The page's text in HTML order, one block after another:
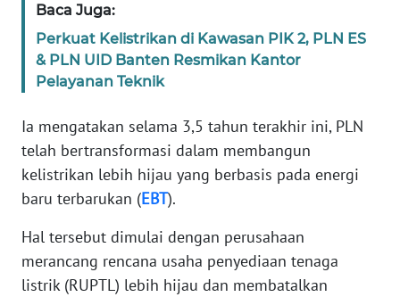
Baca Juga:
Perkuat Kelistrikan di Kawasan PIK 2, PLN ES
& PLN UID Banten Resmikan Kantor
Pelayanan Teknik
Ia mengatakan selama 3,5 tahun terakhir ini, PLN
telah bertransformasi dalam membangun
kelistrikan lebih hijau yang berbasis pada energi
baru terbarukan (EBT).
Hal tersebut dimulai dengan perusahaan
merancang rencana usaha penyediaan tenaga
listrik (RUPTL) lebih hijau dan membatalkan
RIAU
WN
SERAMBI
WN
JAMBI
SULTRA